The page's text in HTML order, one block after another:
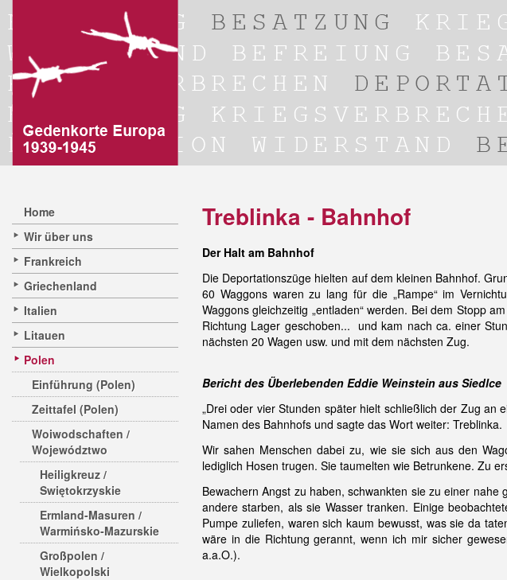
Home
Wir über uns
Frankreich
Griechenland
Italien
Litauen
Polen
Einführung (Polen)
Zeittafel (Polen)
Woiwodschaften /
Województwo
Heiligkreuz /
Swiętokrzyskie
Ermland-Masuren /
Warmińsko-Mazurskie
Großpolen /
Wielkopolski
Treblinka - Bahnhof
Der Halt am Bahnhof
Die Deportationszüge hielten auf dem kleinen Bahnhof.
60 Waggons waren zu lang für die „Rampe“ im
Waggons gleichzeitig „entladen“ werden. Bei dem Stopp
Richtung Lager geschoben... und kam nach ca. einer
nächsten 20 Wagen usw. und mit dem nächsten Zug.
Bericht des Überlebenden Eddie Weinstein aus Siedlce
„Drei oder vier Stunden später hielt schließlich der Zug an
Namen des Bahnhofs und sagte das Wort weiter: Treblinka.
Wir sahen Menschen dabei zu, wie sie sich aus den
lediglich Hosen trugen. Sie taumelten wie Betrunkene. Zu
Bewachern Angst zu haben, schwankten sie zu einer
andere starben, als sie Wasser tranken. Einige
Pumpe zuliefen, waren sich kaum bewusst, was sie da
wäre in die Richtung gerannt, wenn ich mir sicher
a.a.O.).